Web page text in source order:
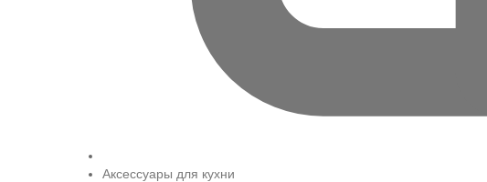
Аксессуары для кухни